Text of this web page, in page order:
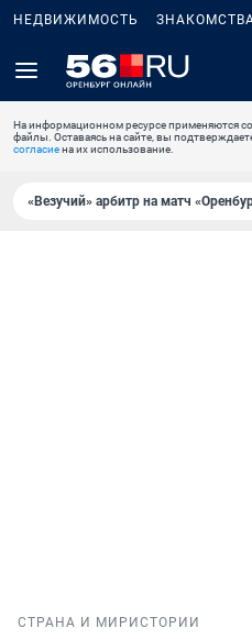
НЕДВИЖИМОСТЬ
На информационном ресурсе применяются
файлы. Оставаясь на сайте, вы
согласиена их использование.
«Везучий» арбитр на матч
СТРАНА И МИР ИСТОРИИ